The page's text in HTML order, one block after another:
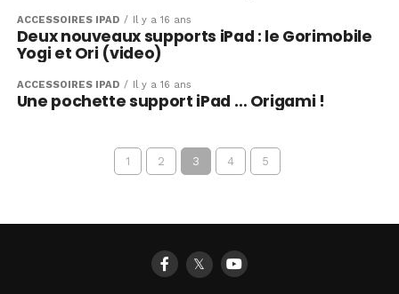
ACCESSOIRES IPAD Il y a 16 ans
Deux nouveaux supports iPad : le Gorimobile
Yogi et Ori (video)
ACCESSOIRES IPAD Il y a 16 ans
Une pochette support iPad … Origami !
1 2 3 4 5
𝕏